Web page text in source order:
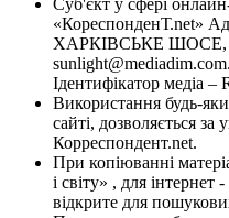
«КореспонденТ.net»
ХАРКІВСЬКЕ ШОСЕ,
Ідентифікатор медіа –
Використання будь-
сайті, дозволяється
Корреспондент.net.
При копіюванні
і світу» , для
відкрите для